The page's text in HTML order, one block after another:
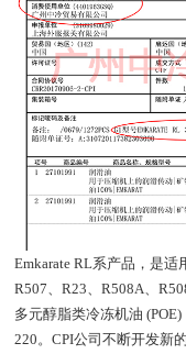
Emkarate RL系产品，是适
R507、R23、R508A、
多元醇脂类冷冻机油
220。CPI公司不断开发新